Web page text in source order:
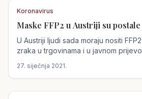
Koronavirus
Maske FFP2 u Austriji su postale
U Austriji ljudi sada moraju nositi
zraka u trgovinama i u javnom
27. siječnja 2021.